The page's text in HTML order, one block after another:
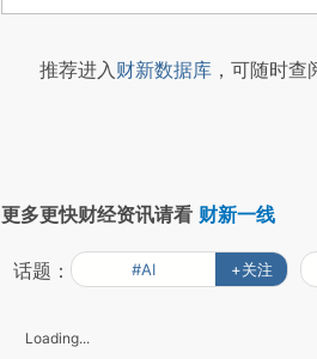
推荐进入财新数据库 ，可随时
更多更快财经资讯请看 财新一线
话题： #AI +关注
Loading...